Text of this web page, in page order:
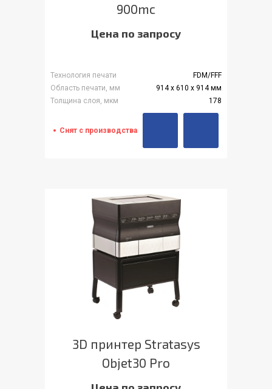
900mc
Цена по запросу
Технология печати
FDM/FFF
Область печати, мм
914 x 610 x 914 мм
Толщина слоя, мкм
178
Снят с производства
3D принтер Stratasys
Objet30 Pro